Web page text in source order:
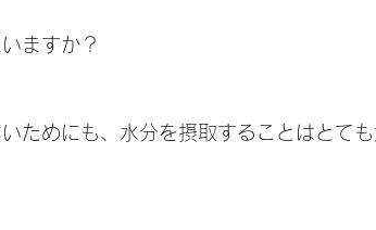
ますか？
ためにも、水分を摂取することはとて